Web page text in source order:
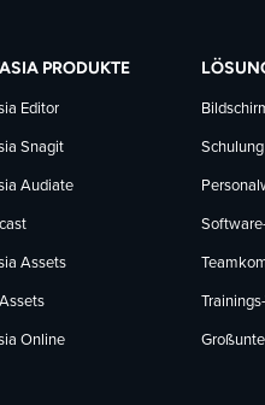
PRODUKTE
Editor
Snagit
Audiate
Assets
Online